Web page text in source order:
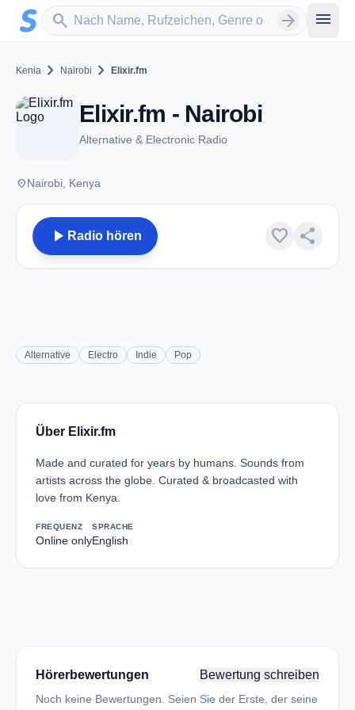
Zum Hauptinhalt springen
search
Sender suchen arrow_forward menu
Kenia chevron_right Nairobi chevron_right Elixir.fm
Elixir.fm - Nairobi
Alternative & Electronic Radio
placeNairobi, Kenya
play_arrow Radio hören favorite share
Alternative Electro Indie Pop
Über Elixir.fm
Made and curated for years by humans. Sounds from
artists across the globe. Curated & broadcasted with
love from Kenya.
FREQUENZ
Online only
SPRACHE
English
Hörerbewertungen Bewertung schreiben
Noch keine Bewertungen. Seien Sie der Erste, der seine